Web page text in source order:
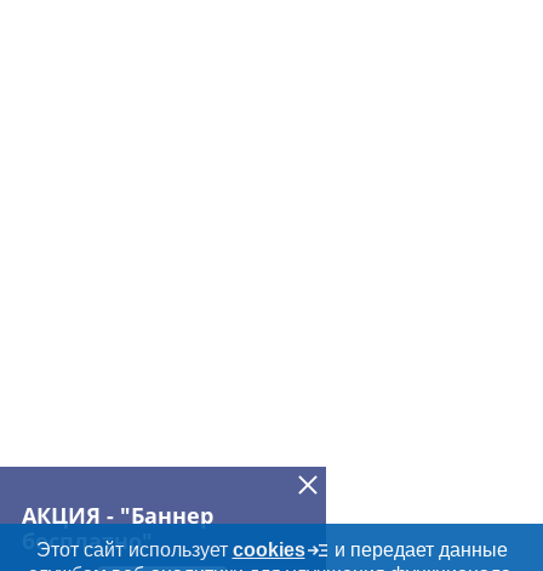
АКЦИЯ - "Баннер
бесплатно"
Этот сайт использует cookies
и передает данные